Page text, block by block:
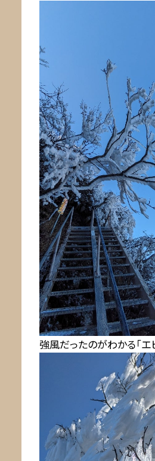
強風だったのがわかる「エ